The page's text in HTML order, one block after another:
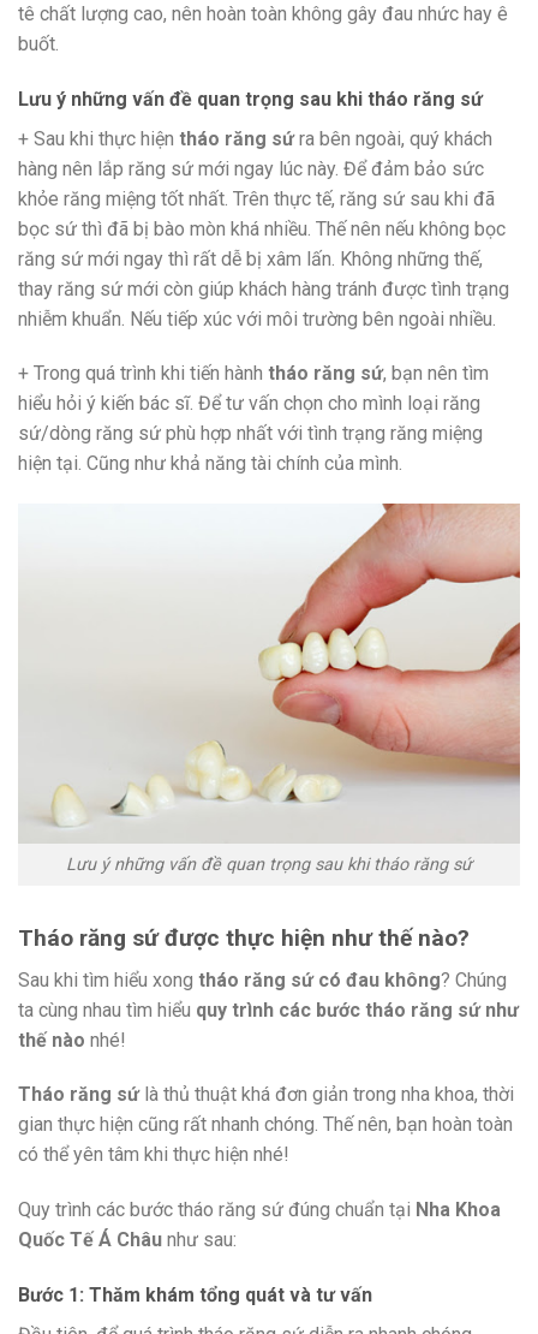
tê chất lượng cao, nên hoàn toàn không gây đau nhức hay ê
buốt.
Lưu ý những vấn đề quan trọng sau khi tháo răng sứ
+ Sau khi thực hiện tháo răng sứra bên ngoài, quý khách
hàng nên lắp răng sứ mới ngay lúc này. Để đảm bảo sức
khỏe răng miệng tốt nhất. Trên thực tế, răng sứ sau khi đã
bọc sứ thì đã bị bào mòn khá nhiều. Thế nên nếu không bọc
răng sứ mới ngay thì rất dễ bị xâm lấn. Không những thế,
thay răng sứ mới còn giúp khách hàng tránh được tình trạng
nhiễm khuẩn. Nếu tiếp xúc với môi trường bên ngoài nhiều.
+ Trong quá trình khi tiến hành tháo răng sứ, bạn nên tìm
hiểu hỏi ý kiến bác sĩ. Để tư vấn chọn cho mình loại răng
sứ/dòng răng sứ phù hợp nhất với tình trạng răng miệng
hiện tại. Cũng như khả năng tài chính của mình.
Lưu ý những vấn đề quan trọng sau khi tháo răng sứ
Tháo răng sứ được thực hiện như thế nào?
Sau khi tìm hiểu xong tháo răng sứ có đau không? Chúng
ta cùng nhau tìm hiểu quy trình các bước tháo răng sứ như
thế nào nhé!
Tháo răng sứlà thủ thuật khá đơn giản trong nha khoa, thời
gian thực hiện cũng rất nhanh chóng. Thế nên, bạn hoàn toàn
có thể yên tâm khi thực hiện nhé!
Quy trình các bước tháo răng sứ đúng chuẩn tại Nha Khoa
Quốc Tế Á Châu như sau:
Bước 1: Thăm khám tổng quát và tư vấn